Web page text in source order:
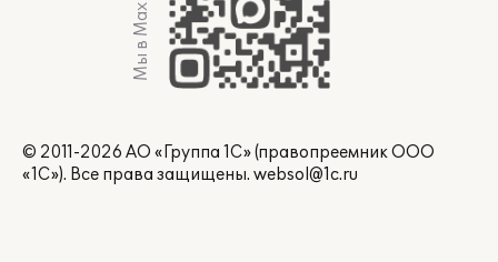
Мы в Max
© 2011-2026 АО «Группа 1С» (правопреемник ООО
«1С»). Все права защищены. websol@1c.ru